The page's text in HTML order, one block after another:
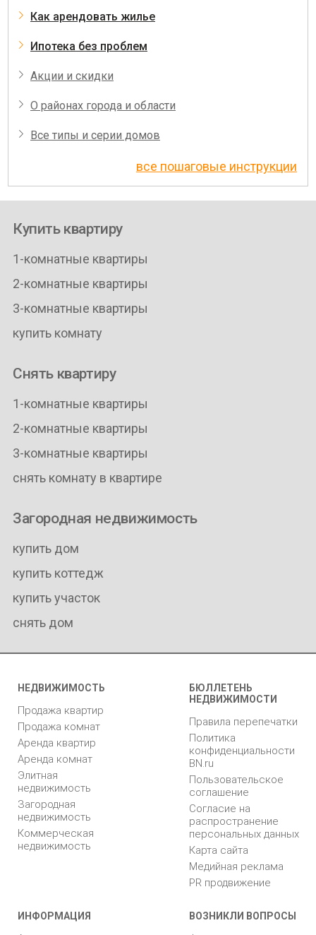
Как арендовать жилье
Ипотека без проблем
Акции и скидки
О районах города и области
Все типы и серии домов
все пошаговые инструкции
Купить квартиру
1-комнатные квартиры
2-комнатные квартиры
3-комнатные квартиры
купить комнату
Снять квартиру
1-комнатные квартиры
2-комнатные квартиры
3-комнатные квартиры
снять комнату в квартире
Загородная недвижимость
купить дом
купить коттедж
купить участок
снять дом
НЕДВИЖИМОСТЬ
Продажа квартир
Продажа комнат
Аренда квартир
Аренда комнат
Элитная
недвижимость
Загородная
недвижимость
Коммерческая
недвижимость
БЮЛЛЕТЕНЬ
НЕДВИЖИМОСТИ
Правила перепечатки
Политика
конфиденциальности
BN.ru
Пользовательское
соглашение
Согласие на
распространение
персональных данных
Карта сайта
Медийная реклама
PR продвижение
ИНФОРМАЦИЯ ВОЗНИКЛИ ВОПРОСЫ